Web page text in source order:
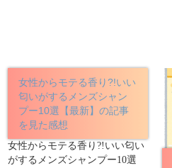
女性からモテる香り?!いい
匂いがするメンズシャン
プー10選【最新】の記事
を見た感想
女性からモテる香り?!いい匂い
がするメンズシャンプー10選